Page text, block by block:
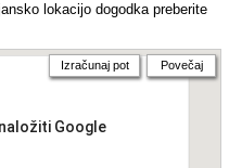
lokacijo dogodka preberite
Google
Izračunaj pot Povečaj